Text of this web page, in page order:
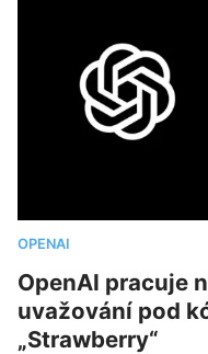
OPENAI
OpenAI pracuje
uvažování pod
„Strawberry“